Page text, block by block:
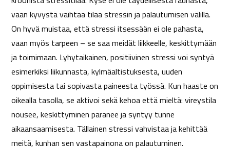
vaan kyvystä vaihtaa tilaa stressin ja palautumisen välillä.
On hyvä muistaa, että stressi itsessään ei ole pahasta,
vaan myös tarpeen – se saa meidät liikkeelle, keskittymään
ja toimimaan. Lyhytaikainen, positiivinen stressi voi syntyä
esimerkiksi liikunnasta, kylmäaltistuksesta, uuden
oppimisesta tai sopivasta paineesta työssä. Kun haaste on
oikealla tasolla, se aktivoi sekä kehoa että mieltä: vireystila
nousee, keskittyminen paranee ja syntyy tunne
aikaansaamisesta. Tällainen stressi vahvistaa ja kehittää
meitä, kunhan sen vastapainona on palautuminen.